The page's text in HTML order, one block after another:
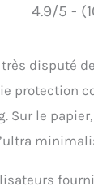
4.9/5 -
disputé
protection
Sur le